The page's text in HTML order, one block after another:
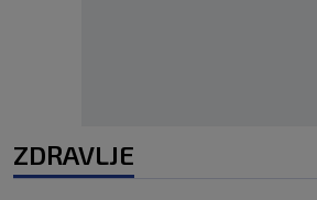
ZDRAVLJE